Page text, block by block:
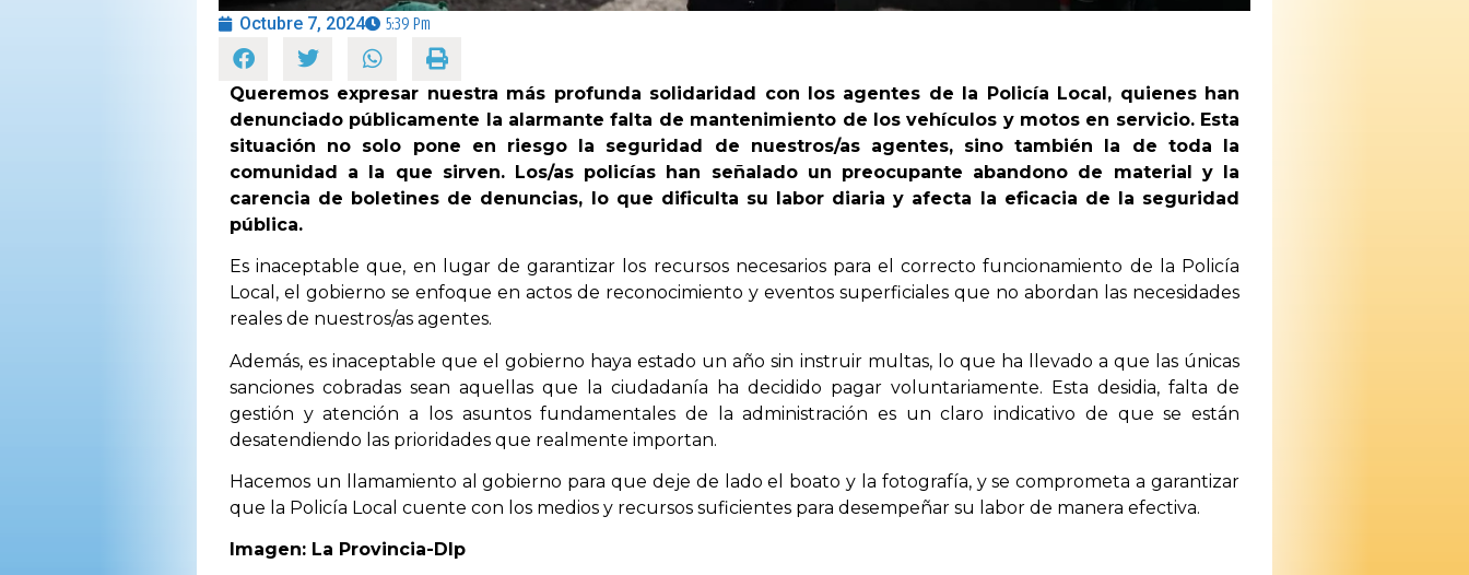
Octubre 7, 2024 5:39 Pm
Queremos expresar nuestra más profunda solidaridad con los agentes de la Policía Local, quienes han
denunciado públicamente la alarmante falta de mantenimiento de los vehículos y motos en servicio. Esta
situación no solo pone en riesgo la seguridad de nuestros/as agentes, sino también la de toda la
comunidad a la que sirven. Los/as policías han señalado un preocupante abandono de material y la
carencia de boletines de denuncias, lo que dificulta su labor diaria y afecta la eficacia de la seguridad
pública.
Es inaceptable que, en lugar de garantizar los recursos necesarios para el correcto funcionamiento de la Policía
Local, el gobierno se enfoque en actos de reconocimiento y eventos superficiales que no abordan las necesidades
reales de nuestros/as agentes.
Además, es inaceptable que el gobierno haya estado un año sin instruir multas, lo que ha llevado a que las únicas
sanciones cobradas sean aquellas que la ciudadanía ha decidido pagar voluntariamente. Esta desidia, falta de
gestión y atención a los asuntos fundamentales de la administración es un claro indicativo de que se están
desatendiendo las prioridades que realmente importan.
Hacemos un llamamiento al gobierno para que deje de lado el boato y la fotografía, y se comprometa a garantizar
que la Policía Local cuente con los medios y recursos suficientes para desempeñar su labor de manera efectiva.
Imagen: La Provincia-Dlp